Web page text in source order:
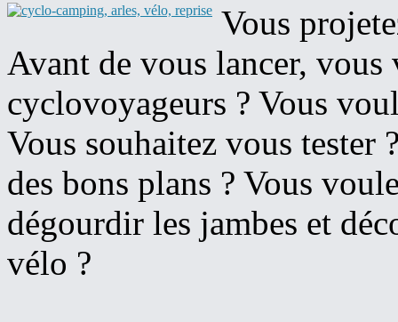
Vous
Avant de vous lancer, vous
cyclovoyageurs ? Vous
Vous souhaitez vous tester
des bons plans ? Vous
dégourdir les jambes et
vélo ?